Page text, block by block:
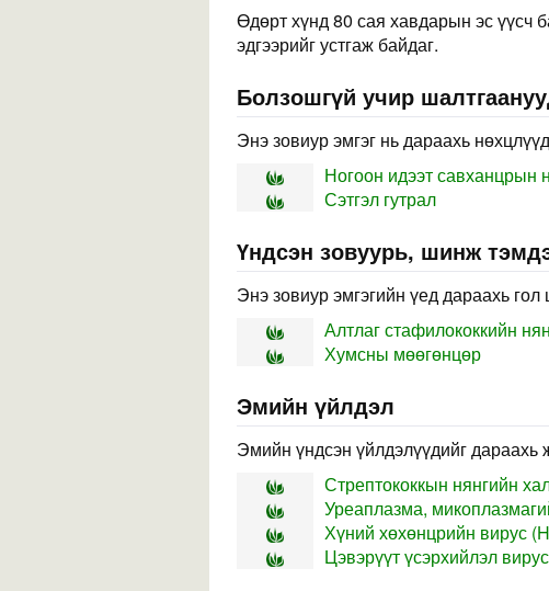
Өдөрт хүнд 80 сая хавдарын эс үүсч
эдгээрийг устгаж байдаг.
Болзошгүй учир
Энэ зовиур эмгэг нь дараахь
Ногоон идээт савханцрын
Сэтгэл гутрал
Үндсэн зовуурь, шинж
Энэ зовиур эмгэгийн үед дараахь
Алтлаг стафилококкийн
Хумсны мөөгөнцөр
Эмийн үйлдэл
Эмийн үндсэн үйлдэлүүдийг дараахь
Стрептококкын нянгийн
Уреаплазма,
Хүний хөхөнцрийн вирус
Цэвэрүүт үсэрхийлэл